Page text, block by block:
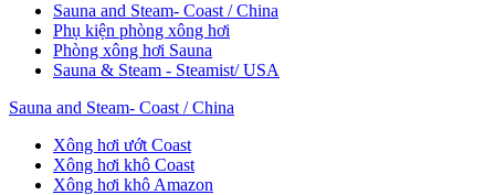
Sauna and Steam- Coast / China
Phụ kiện phòng xông hơi
Phòng xông hơi Sauna
Sauna & Steam - Steamist/ USA
Sauna and Steam- Coast / China
Xông hơi ướt Coast
Xông hơi khô Coast
Xông hơi khô Amazon